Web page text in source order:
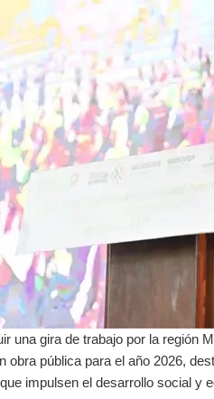
una gira de trabajo por la región
obra pública para el año 2026,
impulsen el desarrollo social y